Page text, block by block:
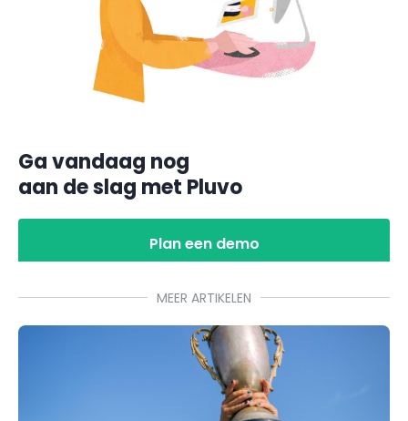
Ga vandaag nog
aan de slag met Pluvo
Plan een demo
MEER ARTIKELEN